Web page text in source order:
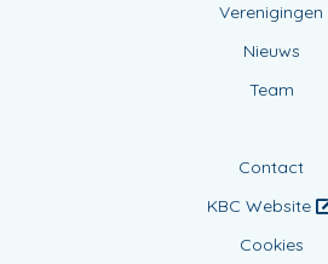
Verenigingen
Nieuws
Team
Contact
KBC Website
Cookies